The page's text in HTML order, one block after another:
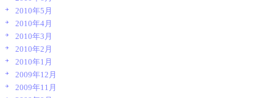
2010年5月
2010年4月
2010年3月
2010年2月
2010年1月
2009年12月
2009年11月